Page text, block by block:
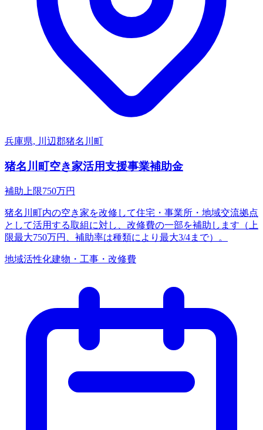
兵庫県, 川辺郡猪名川町
猪名川町空き家活用支援事業補助金
補助上限750万円
猪名川町内の空き家を改修して住宅・事業所・地域交流拠点
として活用する取組に対し、改修費の一部を補助します（上
限最大750万円、補助率は種類により最大3/4まで）。
地域活性化建物・工事・改修費